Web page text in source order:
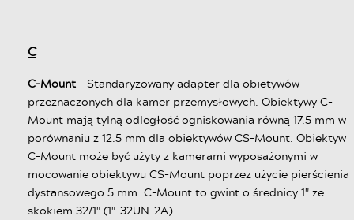
C
C-Mount- Standaryzowany adapter dla obietywów
przeznaczonych dla kamer przemysłowych. Obiektywy C-
Mount mają tylną odległość ogniskowania równą 17.5 mm w
porównaniu z 12.5 mm dla obiektywów CS-Mount. Obiektyw
C-Mount może być użyty z kamerami wyposażonymi w
mocowanie obiektywu CS-Mount poprzez użycie pierścienia
dystansowego 5 mm. C-Mount to gwint o średnicy 1" ze
skokiem 32/1" (1"-32UN-2A).